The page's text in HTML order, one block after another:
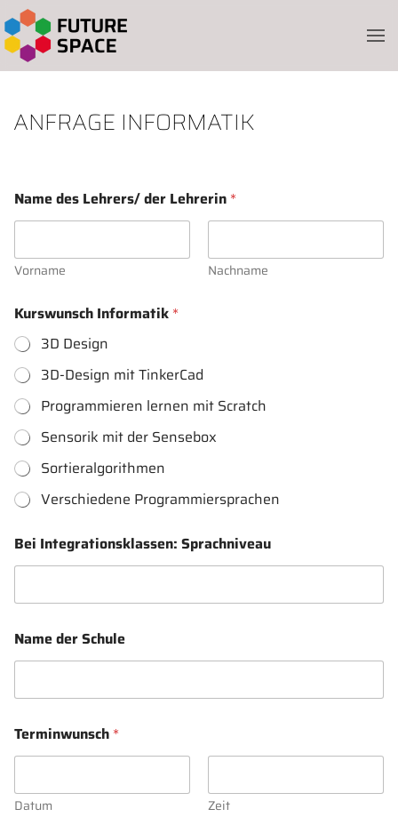
Skip to main content
ANFRAGE INFORMATIK
Name des Lehrers/ der Lehrerin *
Vorname Nachname
Kurswunsch Informatik *
3D Design
3D-Design mit TinkerCad
Programmieren lernen mit Scratch
Sensorik mit der Sensebox
Sortieralgorithmen
Verschiedene Programmiersprachen
Bei Integrationsklassen: Sprachniveau
Name der Schule
a
x
m
a
Terminwunsch *
Datum
Zeit